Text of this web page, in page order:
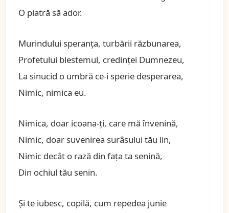
O piatră să ador.
Murindului speranţa, turbării răzbunarea,
Profetului blestemul, credinţei Dumnezeu,
La sinucid o umbră ce-i sperie desperarea,
Nimic, nimica eu.
Nimica, doar icoana-ţi, care mă învenină,
Nimic, doar suvenirea surâsului tău lin,
Nimic decât o rază din faţa ta senină,
Din ochiul tău senin.
Şi te iubesc, copilă, cum repedea junie